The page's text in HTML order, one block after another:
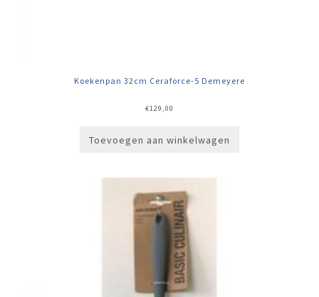
Koekenpan 32cm Ceraforce-5 Demeyere
€129,00
Toevoegen aan winkelwagen